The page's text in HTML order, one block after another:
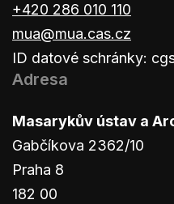
+420 286 010 110
mua@mua.cas.cz
ID datové schránky:
Adresa
Masarykův ústav a
Gabčíkova 2362/10
Praha 8
182 00